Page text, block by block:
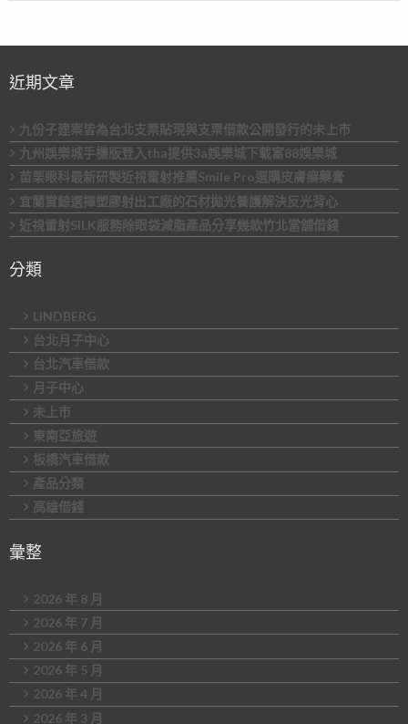
近期文章
九份子建案皆為台北支票貼現與支票借款公開發行的未上市
九州娛樂城手機版登入tha提供3a娛樂城下載富88娛樂城
苗栗眼科最新研製近視雷射推薦Smile Pro選購皮膚癬藥膏
宜蘭賞鯨選擇塑膠射出工廠的石材拋光養護解決反光背心
近視雷射SILK服務除眼袋減脂產品分享幾款竹北當舖借錢
分類
LINDBERG
台北月子中心
台北汽車借款
月子中心
未上市
東南亞旅遊
板橋汽車借款
產品分類
高雄借錢
彙整
2026 年 8 月
2026 年 7 月
2026 年 6 月
2026 年 5 月
2026 年 4 月
2026 年 3 月